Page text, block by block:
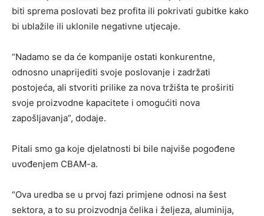
biti sprema poslovati bez profita ili pokrivati gubitke kako
bi ublažile ili uklonile negativne utjecaje.
“Nadamo se da će kompanije ostati konkurentne,
odnosno unaprijediti svoje poslovanje i zadržati
postojeća, ali stvoriti prilike za nova tržišta te proširiti
svoje proizvodne kapacitete i omogućiti nova
zapošljavanja”, dodaje.
Pitali smo ga koje djelatnosti bi bile najviše pogođene
uvođenjem CBAM-a.
“Ova uredba se u prvoj fazi primjene odnosi na šest
sektora, a to su proizvodnja čelika i željeza, aluminija,